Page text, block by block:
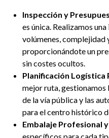
Inspección y
es única. Realizamos
volúmenes, complejidad
proporcionándote un
sin costes ocultos.
Planificación Logística
mejor ruta, gestionamos
de la vía pública y las
para el centro histórico
Embalaje Profesional